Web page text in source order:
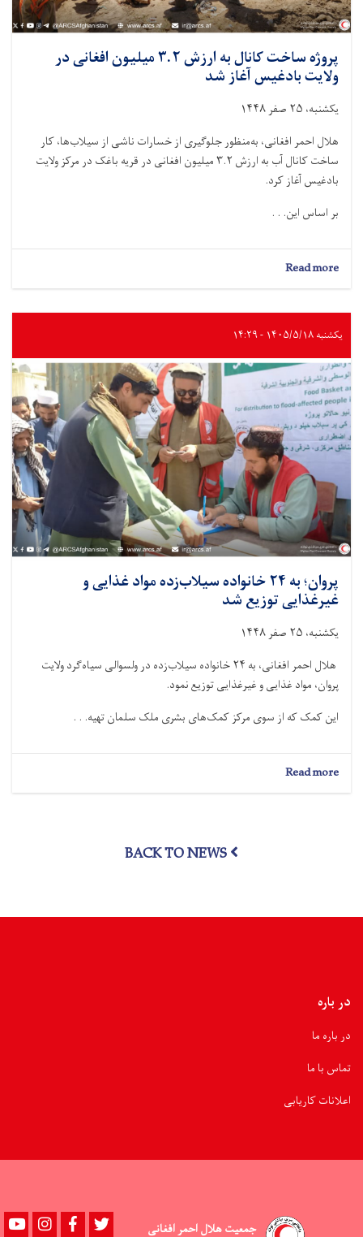
پروژه ساخت کانال به ارزش ۳.۲ میلیون افغانی در
ولایت بادغیس آغاز شد
یکشنبه، ۲۵ صفر ۱۴۴۸
هلال احمر افغانی، به‌منظور جلوگیری از خسارات ناشی از سیلاب‌ها، کار
ساخت کانال آب به ارزش ۳.۲ میلیون افغانی در قریه باغک در مرکز ولایت
بادغیس آغاز کرد.
بر اساس این. . .
Read more
about
پروژه
کانال
به
۳.۲
میلیون
افغانی
ولایت
بادغیس
آغاز
شد
یکشنبه ۱۴۰۵/۵/۱۸ - ۱۴:۲۹
پروان؛ به ۲۴ خانواده سیلاب‌زده مواد غذایی و
غیرغذایی توزیع شد
یکشنبه، ۲۵ صفر ۱۴۴۸
هلال احمر افغانی، به ۲۴ خانواده سیلاب‌زده در ولسوالی سیاه‌گرد ولایت
پروان، مواد غذایی و غیرغذایی توزیع نمود.
این کمک که از سوی مرکز کمک‌های بشرى ملک سلمان تهیه. . .
Read more
about
پروان؛
غیرغذایی
BACK TO NEWS
در باره
در باره ما
تماس با ما
اعلانات کاریابی
جمعیت هلال احمر افغانی Youtube
instagramFacebook